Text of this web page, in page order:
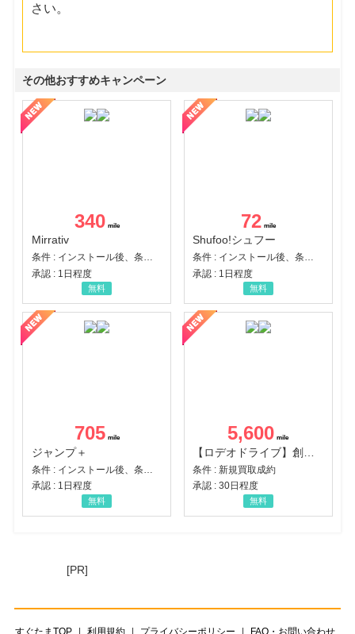
さい。
その他おすすめキャンペーン
340
Mirrativ
条件 : インストール後、条件達成
承認 : 1日程度
無料
72
Shufoo!シュフー
条件 : インストール後、条件達成
承認 : 1日程度
無料
705
ジャンプ＋
承認 : 1日程度
無料
5,600
条件 : 新規買取成約
承認 : 30日程度
無料
[PR]
すぐたまTOP 利用規約 プライバシーポリシー FAQ・お問い合わせ